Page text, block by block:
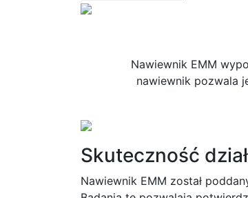
Nawiewnik EMM
nawiewnik pozwala
Skuteczność
Nawiewnik EMM został